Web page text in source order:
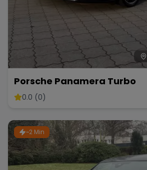
Range Rover Corvette
Porsche Panamera Turbo
0.0 (0)
~2 Min